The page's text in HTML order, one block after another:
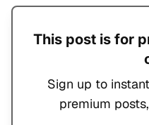
This post is for
Sign up to
premium